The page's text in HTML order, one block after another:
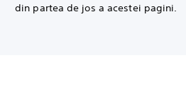
din partea de jos a acestei pagini.